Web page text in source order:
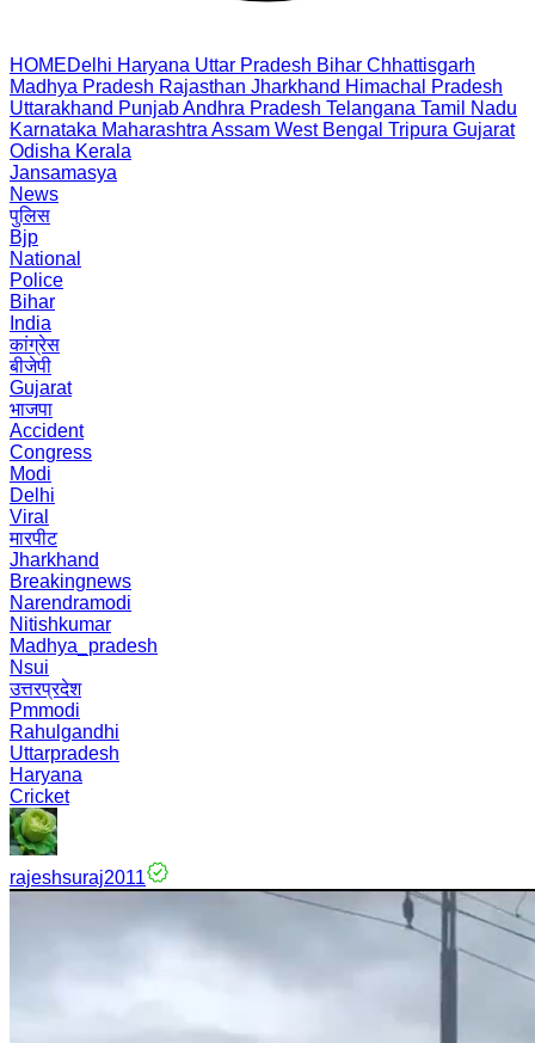
HOMEDelhi Haryana Uttar Pradesh Bihar Chhattisgarh
Madhya Pradesh Rajasthan Jharkhand Himachal Pradesh
Uttarakhand PunjabAndhra Pradesh Telangana Tamil Nadu
Karnataka Maharashtra Assam West Bengal Tripura Gujarat
Odisha Kerala
Jansamasya
News
पुलिस
Bjp
National
Police
Bihar
India
कांग्रेस
बीजेपी
Gujarat
भाजपा
Accident
Congress
Modi
Delhi
Viral
मारपीट
Jharkhand
Breakingnews
Narendramodi
Nitishkumar
Madhya_pradesh
Nsui
उत्तरप्रदेश
Pmmodi
Rahulgandhi
Uttarpradesh
Haryana
Cricket
rajeshsuraj2011